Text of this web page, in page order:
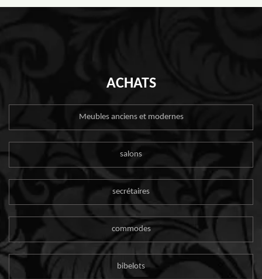
ACHATS
Meubles anciens et modernes
salons
secrétaires
commodes
bibelots